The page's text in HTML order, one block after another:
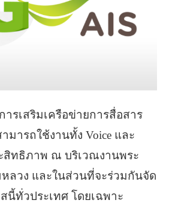
ารเสริมเครือข่ายการสื่อสาร
มารถใช้งานทั้ง Voice และ
สิทธิภาพ ณ บริเวณงานพระ
ลวง และในส่วนที่จะร่วมกันจัด
นี้ทั่วประเทศ โดยเฉพาะ